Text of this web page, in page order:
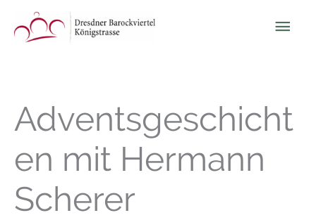
Inhalt
springen
Adventsgeschicht
en mit Hermann
Scherer